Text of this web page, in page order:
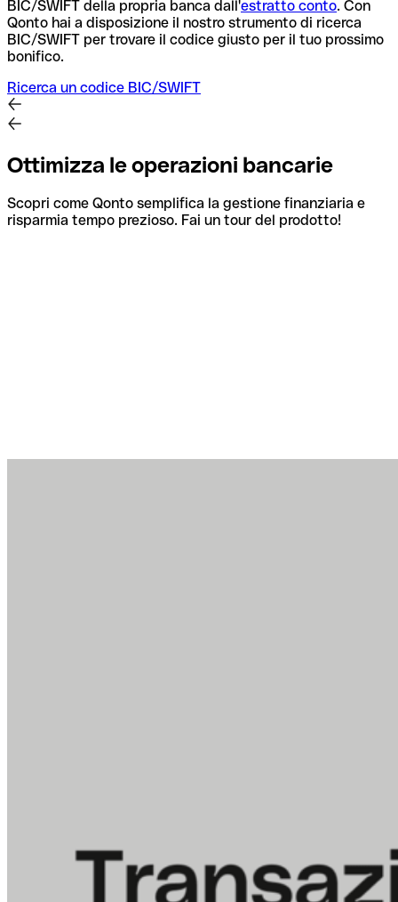
BIC/SWIFT della propria banca dall'estratto conto. Con
Qonto hai a disposizione il nostro strumento di ricerca
BIC/SWIFT per trovare il codice giusto per il tuo prossimo
bonifico.
Ricerca un codice BIC/SWIFT
Ottimizza le operazioni bancarie
Scopri come Qonto semplifica la gestione finanziaria e
risparmia tempo prezioso. Fai un tour del prodotto!